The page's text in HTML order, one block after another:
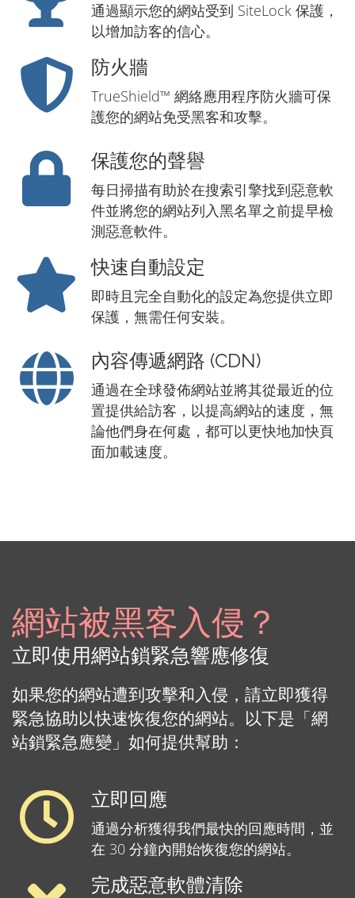
通過顯示您的網站受到 SiteLock 保護，
以增加訪客的信心。
防火牆
TrueShield™ 網絡應用程序防火牆可保
護您的網站免受黑客和攻擊。
保護您的聲譽
每日掃描有助於在搜索引擎找到惡意軟
件並將您的網站列入黑名單之前提早檢
測惡意軟件。
快速自動設定
即時且完全自動化的設定為您提供立即
保護，無需任何安裝。
內容傳遞網路 (CDN)
通過在全球發佈網站並將其從最近的位
置提供給訪客，以提高網站的速度，無
論他們身在何處，都可以更快地加快頁
面加載速度。
網站被黑客入侵？
立即使用網站鎖緊急響應修復
如果您的網站遭到攻擊和入侵，請立即獲得
緊急協助以快速恢復您的網站。以下是「網
站鎖緊急應變」如何提供幫助：
立即回應
通過分析獲得我們最快的回應時間，並
在 30 分鐘內開始恢復您的網站。
完成惡意軟體清除